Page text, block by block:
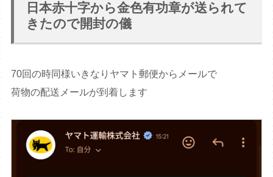
日本赤十字から金色有功章が送られて
きたので開封の儀
70回の時同様いきなりヤマト郵便からメールで
荷物の配送メールが到着します